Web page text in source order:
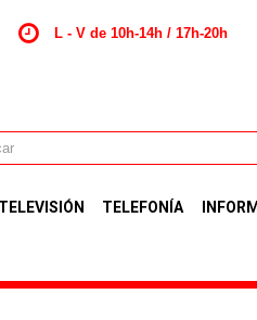
L - V de 10h-14h / 17h-20h
TELEVISIÓN TELEFONÍA